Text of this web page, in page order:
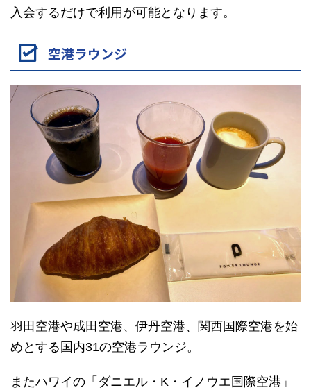
入会するだけで利用が可能となります。
空港ラウンジ
羽田空港や成田空港、伊丹空港、関西国際空港を始
めとする国内31の空港ラウンジ。
またハワイの「ダニエル・K・イノウエ国際空港」